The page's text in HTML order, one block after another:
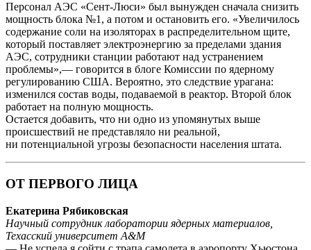
Персонал АЭС «Сент-Люси» был вынужден сначала снизить
мощность блока №1, а потом и остановить его. «Увеличилось
содержание соли на изоляторах в распределительном щите,
который поставляет электроэнергию за пределами здания
АЭС, сотрудники станции работают над устранением
проблемы»,— говорится в блоге Комиссии по ядерному
регулированию США. Вероятно, это следствие урагана:
изменился состав воды, подаваемой в реактор. Второй блок
работает на полную мощность.
Остается добавить, что ни одно из упомянутых выше
происшествий не представляло ни реальной,
ни потенциальной угрозы безопасности населения штата.
ОТ ПЕРВОГО ЛИЦА
Екатерина Рябиковская
Научный сотрудник лаборатории ядерных материалов,
Техасский университет A&M